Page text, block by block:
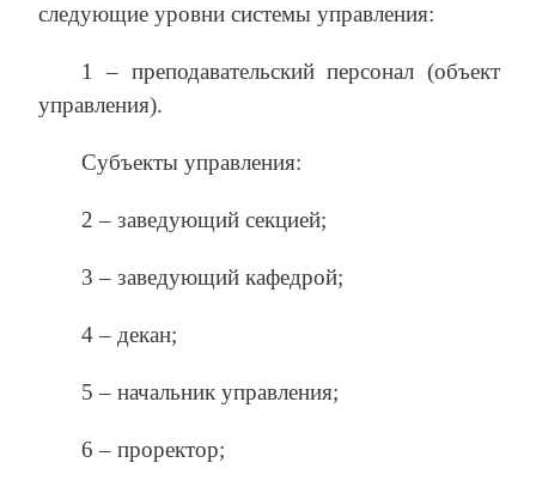
следующие уровни системы управления:
1 – преподавательский персонал (объект
управления).
Субъекты управления:
2 – заведующий секцией;
3 – заведующий кафедрой;
4 – декан;
5 – начальник управления;
6 – проректор;